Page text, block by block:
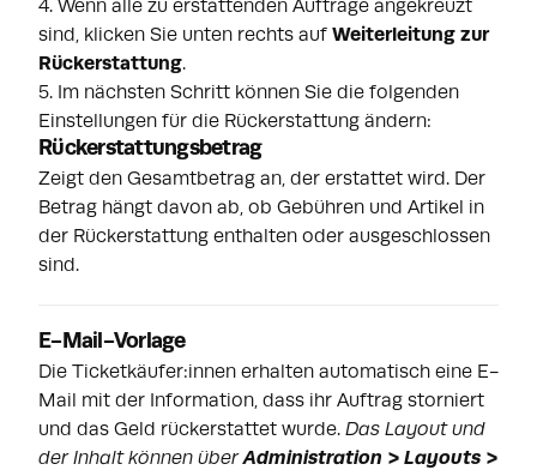
4. Wenn alle zu erstattenden Aufträge angekreuzt
sind, klicken Sie unten rechts auf Weiterleitung zur
Rückerstattung.
5. Im nächsten Schritt können Sie die folgenden
Einstellungen für die Rückerstattung ändern:
Rückerstattungsbetrag
Zeigt den Gesamtbetrag an, der erstattet wird. Der
Betrag hängt davon ab, ob Gebühren und Artikel in
der Rückerstattung enthalten oder ausgeschlossen
sind.
E-Mail-Vorlage
Die Ticketkäufer:innen erhalten automatisch eine E-
Mail mit der Information, dass ihr Auftrag storniert
und das Geld rückerstattet wurde. Das Layout und
der Inhalt können überAdministration > Layouts >